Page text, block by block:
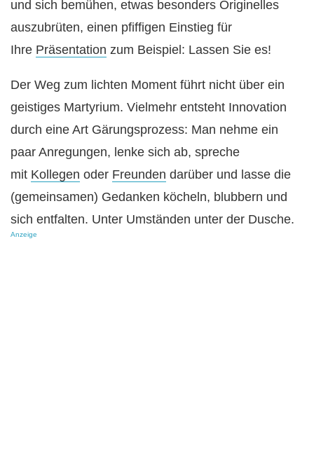
und sich bemühen, etwas besonders Originelles
auszubrüten, einen pfiffigen Einstieg für
Ihre Präsentation zum Beispiel: Lassen Sie es!
Der Weg zum lichten Moment führt nicht über ein
geistiges Martyrium. Vielmehr entsteht Innovation
durch eine Art Gärungsprozess: Man nehme ein
paar Anregungen, lenke sich ab, spreche
mit Kollegen oder Freunden darüber und lasse die
(gemeinsamen) Gedanken köcheln, blubbern und
sich entfalten. Unter Umständen unter der Dusche.
Anzeige